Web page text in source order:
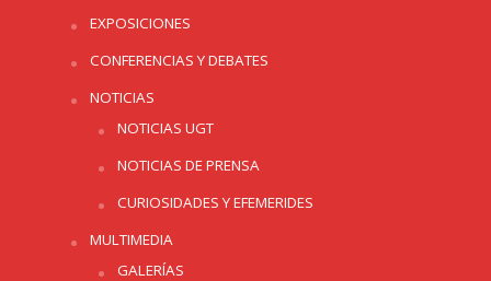
EXPOSICIONES
CONFERENCIAS Y DEBATES
NOTICIAS
NOTICIAS UGT
NOTICIAS DE PRENSA
CURIOSIDADES Y EFEMERIDES
MULTIMEDIA
GALERÍAS